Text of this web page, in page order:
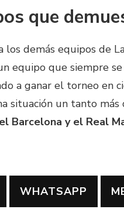
que
los demás equipos de
equipo que siempre
a ganar el torneo en
situación un tanto más
Barcelona y el Real
WHATSAPP